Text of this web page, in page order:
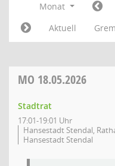
Monat
Aktuell
MO 18.05.2026
Stadtrat
17:01-19:01 Uhr
Hansestadt Stendal,
Hansestadt Stendal